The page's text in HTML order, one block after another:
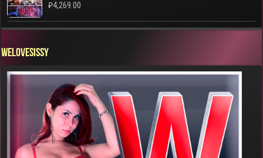
₽4,269.00
WELOVESISSY